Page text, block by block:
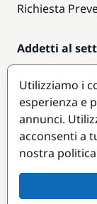
Richiesta
Addetti al
Accesso
Diventare
Destinazioni
Utilizziamo i
esperienza e
annunci.
acconsenti a
nostra